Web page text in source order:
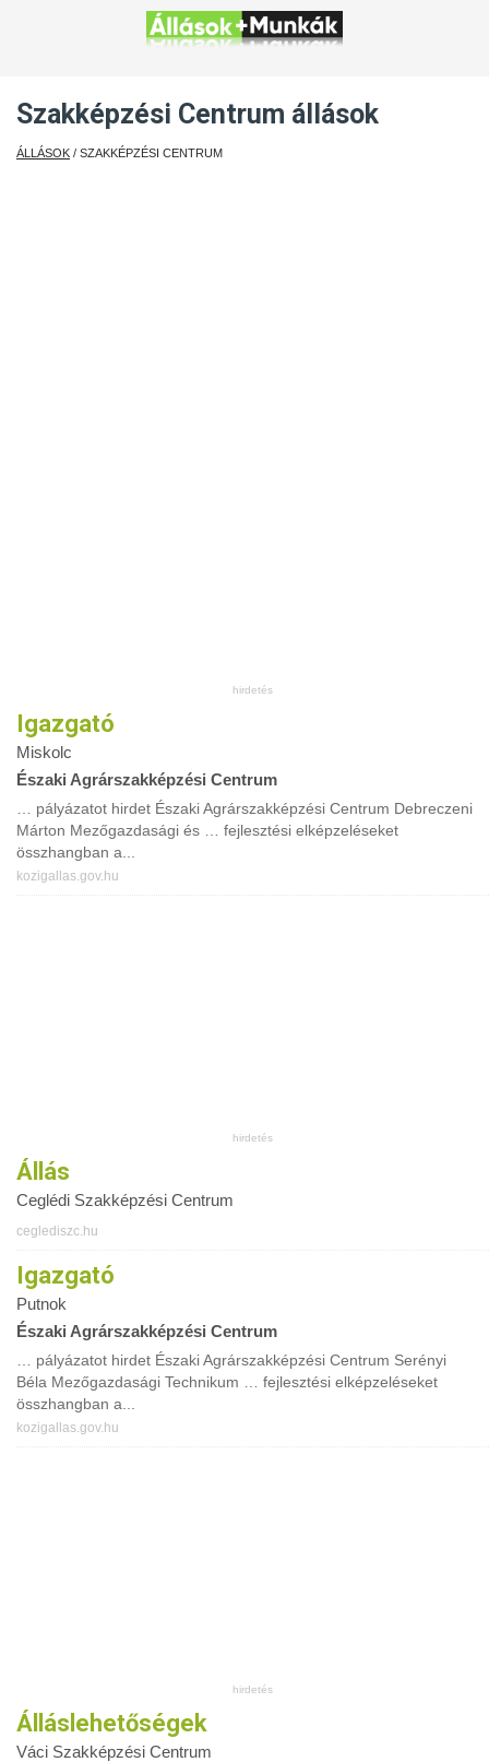
Szakképzési Centrum állások
ÁLLÁSOK / SZAKKÉPZÉSI CENTRUM
Igazgató
Miskolc
Északi Agrárszakképzési Centrum
… pályázatot hirdet Északi Agrárszakképzési Centrum Debreczeni
Márton Mezőgazdasági és … fejlesztési elképzeléseket
összhangban a...
kozigallas.gov.hu
Állás
Ceglédi Szakképzési Centrum
ceglediszc.hu
Igazgató
Putnok
Északi Agrárszakképzési Centrum
… pályázatot hirdet Északi Agrárszakképzési Centrum Serényi
Béla Mezőgazdasági Technikum … fejlesztési elképzeléseket
összhangban a...
kozigallas.gov.hu
Álláslehetőségek
Váci Szakképzési Centrum